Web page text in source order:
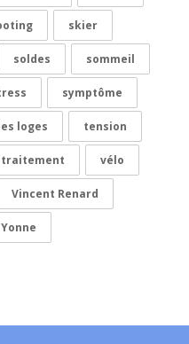
skier
soldes sommeil
symptôme
loges tension
traitement vélo
Vincent Renard
Yonne